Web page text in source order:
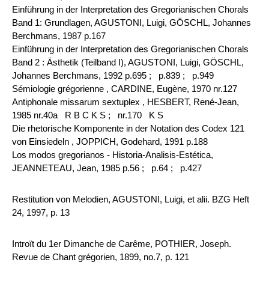
Einführung in der Interpretation des Gregorianischen Chorals
Band 1: Grundlagen, AGUSTONI, Luigi, GÖSCHL, Johannes
Berchmans, 1987 p.167
Einführung in der Interpretation des Gregorianischen Chorals
Band 2 : Ästhetik (Teilband I), AGUSTONI, Luigi, GÖSCHL,
Johannes Berchmans, 1992 p.695 ;
p.839 ;
p.949
Sémiologie grégorienne , CARDINE, Eugène, 1970 nr.127
Antiphonale missarum sextuplex , HESBERT, René-Jean,
1985 nr.40a R B C K S ;
nr.170 K S
Die rhetorische Komponente in der Notation des Codex 121
von Einsiedeln , JOPPICH, Godehard, 1991 p.188
Los modos gregorianos - Historia-Analisis-Estética,
JEANNETEAU, Jean, 1985 p.56 ;
p.64 ; p.427
Restitution von Melodien, AGUSTONI, Luigi, et alii. BZG Heft
24, 1997, p. 13
Introït du 1er Dimanche de Carême, POTHIER, Joseph.
Revue de Chant grégorien, 1899, no.7, p. 121